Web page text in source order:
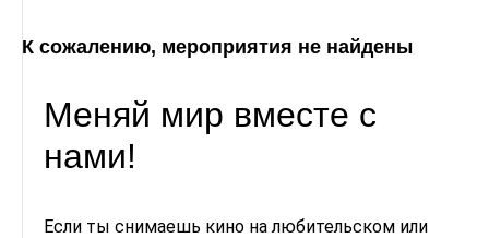
К сожалению, мероприятия не найдены
Меняй мир вместе с
нами!
Если ты снимаешь кино на любительском или